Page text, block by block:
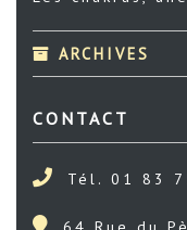
ARCHIVES
CONTACT
Tél. 01 83